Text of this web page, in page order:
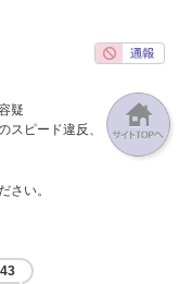
疑
スピード違反、
さい。